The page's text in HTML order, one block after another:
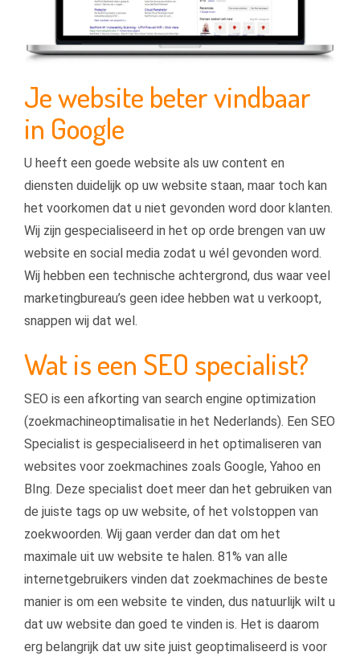
Je website beter vindbaar
in Google
U heeft een goede website als uw content en
diensten duidelijk op uw website staan, maar toch kan
het voorkomen dat u niet gevonden word door klanten.
Wij zijn gespecialiseerd in het op orde brengen van uw
website en social media zodat u wél gevonden word.
Wij hebben een technische achtergrond, dus waar veel
marketingbureau’s geen idee hebben wat u verkoopt,
snappen wij dat wel.
Wat is een SEO specialist?
SEO is een afkorting van search engine optimization
(zoekmachineoptimalisatie in het Nederlands). Een SEO
Specialist is gespecialiseerd in het optimaliseren van
websites voor zoekmachines zoals Google, Yahoo en
BIng. Deze specialist doet meer dan het gebruiken van
de juiste tags op uw website, of het volstoppen van
zoekwoorden. Wij gaan verder dan dat om het
maximale uit uw website te halen. 81% van alle
internetgebruikers vinden dat zoekmachines de beste
manier is om een website te vinden, dus natuurlijk wilt u
dat uw website dan goed te vinden is. Het is daarom
erg belangrijk dat uw site juist geoptimaliseerd is voor